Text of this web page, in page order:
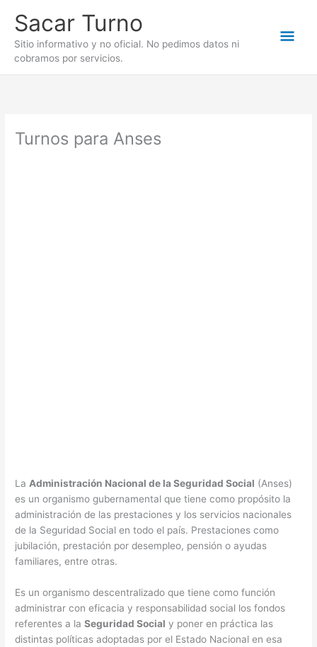
contenido
Sacar Turno
Sitio informativo y no oficial. No pedimos datos ni
cobramos por servicios.
Turnos para Anses
LaAdministración Nacional de la Seguridad Social (Anses)
es un organismo gubernamental que tiene como propósito la
administración de las prestaciones y los servicios nacionales
de la Seguridad Social en todo el país. Prestaciones como
jubilación, prestación por desempleo, pensión o ayudas
familiares, entre otras.
Es un organismo descentralizado que tiene como función
administrar con eficacia y responsabilidad social los fondos
referentes a laSeguridad Social y poner en práctica las
distintas políticas adoptadas por el Estado Nacional en esa